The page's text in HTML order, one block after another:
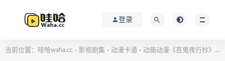
登录
当前位置： 哇哈waha.cc > 影视剧集 > 动漫卡通 > 动画动漫《百鬼夜行抄》百度云网盘夸克下载.阿里云盘.中字.(2026)